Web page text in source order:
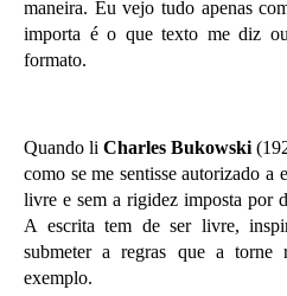
maneira. Eu vejo tudo apenas
importa é o que texto me diz
formato.
Quando li Charles Bukowski
como se me sentisse autorizado a
livre e sem a rigidez imposta por
A escrita tem de ser livre,
submeter a regras que a torne
exemplo.